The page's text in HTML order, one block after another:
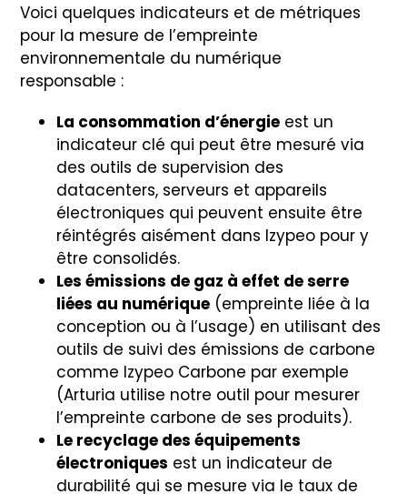
Voici quelques indicateurs et de métriques
pour la mesure de l’empreinte
environnementale du numérique
responsable :
La consommation d’énergie est un
indicateur clé qui peut être mesuré via
des outils de supervision des
datacenters, serveurs et appareils
électroniques qui peuvent ensuite être
réintégrés aisément dans Izypeo pour y
être consolidés.
Les émissions de gaz à effet de serre
liées au numérique (empreinte liée à la
conception ou à l’usage) en utilisant des
outils de suivi des émissions de carbone
comme Izypeo Carbone par exemple
(Arturia utilise notre outil pour mesurer
l’empreinte carbone de ses produits).
Le recyclage des équipements
électroniques est un indicateur de
durabilité qui se mesure via le taux de